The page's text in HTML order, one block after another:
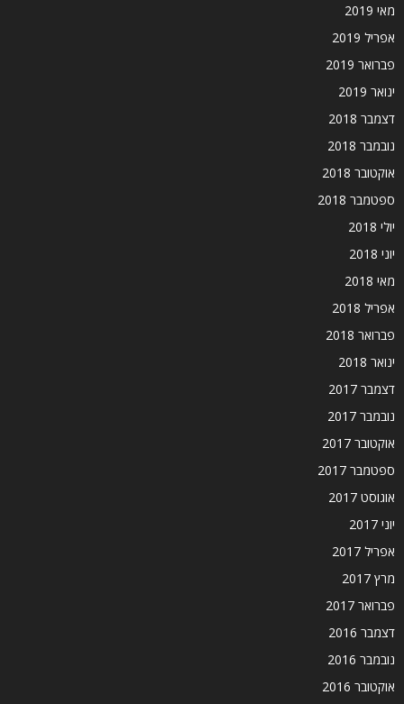
מאי 2019
אפריל 2019
פברואר 2019
ינואר 2019
דצמבר 2018
נובמבר 2018
אוקטובר 2018
ספטמבר 2018
יולי 2018
יוני 2018
מאי 2018
אפריל 2018
פברואר 2018
ינואר 2018
דצמבר 2017
נובמבר 2017
אוקטובר 2017
ספטמבר 2017
אוגוסט 2017
יוני 2017
אפריל 2017
מרץ 2017
פברואר 2017
דצמבר 2016
נובמבר 2016
אוקטובר 2016